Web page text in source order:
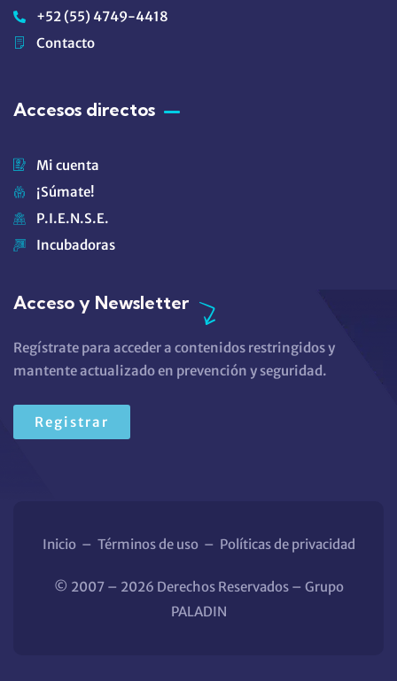
+52 (55) 4749-4418
Contacto
Accesos directos
Mi cuenta
¡Súmate!
P.I.E.N.S.E.
Incubadoras
Acceso y Newsletter
Regístrate para acceder a contenidos restringidos y
mantente actualizado en prevención y seguridad.
Registrar
Inicio– Términos de uso– Políticas de privacidad
© 2007 – 2026 Derechos Reservados – Grupo
PALADIN